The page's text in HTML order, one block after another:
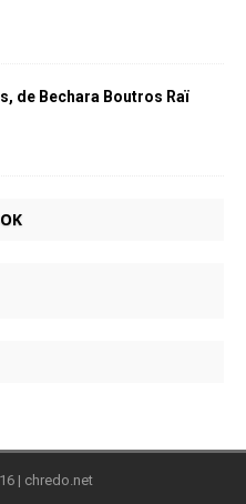
de Bechara Boutros Raï
| chredo.net